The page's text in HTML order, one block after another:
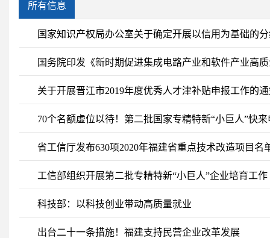
所有信息
国家知识产权局办公室关于确定开展以信用为基础的
国务院印发《新时期促进集成电路产业和软件产业高
关于开展晋江市2019年度优秀人才津补贴申报工作的
70个名额虚位以待！第二批国家专精特新“小巨人”快来
省工信厅发布630项2020年福建省重点技术改造项目名
工信部组织开展第二批专精特新“小巨人”企业培育工作
科技部：以科技创业带动高质量就业
出台二十一条措施！福建支持民营企业改革发展